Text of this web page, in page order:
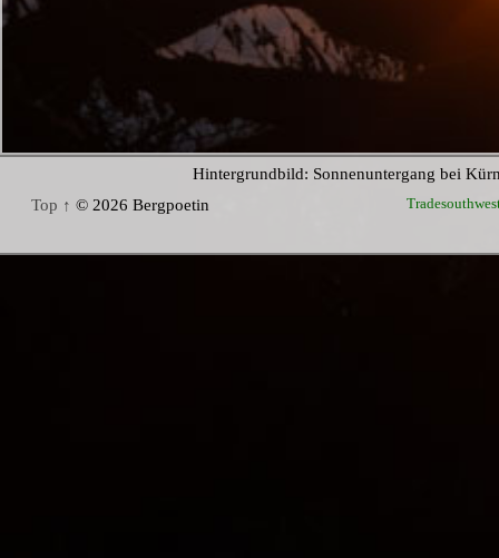
Hintergrundbild: Sonnenuntergang bei
Top ↑ © 2026 Bergpoetin